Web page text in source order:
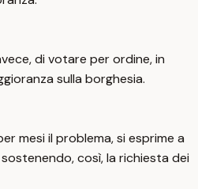
di votare per ordine, in
sulla borghesia.
mesi il problema, si esprime a
così, la richiesta dei